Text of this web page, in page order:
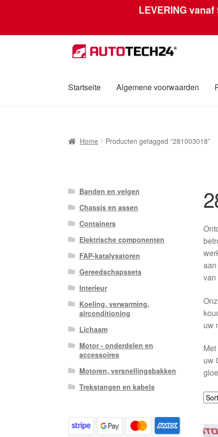
LEVERING vanaf
Ga
door
navigatie
Ga
naar
inhoud
Startseite Algemene voorwaarden
Over ons PrivacybeleidWereldwijde
Home Producten getagged “281003018”
van
uw
uw
Banden en velgen
Chassis en assen
Containers
Elektrische componenten
FAP-katalysatoren
Gereedschapssets
Interieur
Koeling, verwarming,
airconditioning
Lichaam
Motor - onderdelen en
accessoires
Motoren, versnellingsbakken
Trekstangen en kabels